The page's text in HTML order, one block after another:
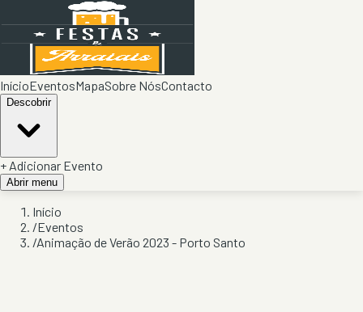
InícioEventosMapaSobre NósContacto
Descobrir
+ Adicionar Evento
Abrir menu
Início
/Eventos
/Animação de Verão 2023 - Porto Santo